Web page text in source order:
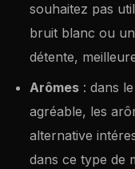
souhaitez pas
bruit blanc ou
détente,
Arômes : dans
agréable, les
alternative
dans ce type de